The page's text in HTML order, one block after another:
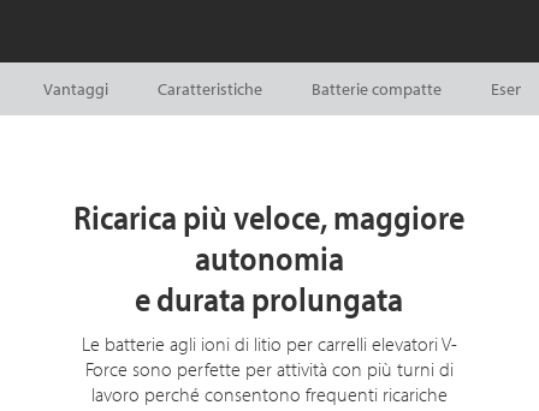
Vantaggi Caratteristiche Batterie compatte
Ricarica più veloce, maggiore
autonomia
e durata prolungata
Le batterie agli ioni di litio per carrelli elevatori V-
Force sono perfette per attività con più turni di
lavoro perché consentono frequenti ricariche